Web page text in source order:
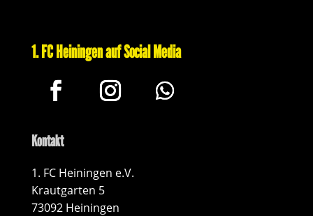
1. FC Heiningen auf Social Media
Kontakt
1. FC Heiningen e.V.
Krautgarten 5
73092 Heiningen